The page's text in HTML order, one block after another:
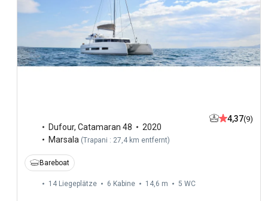
Dufour, Catamaran 48
2020
Marsala (Trapani : 27,4 km entfernt)
4,37(9)
Bareboat
14 Liegeplätze 6 Kabine 14,6 m 5 WC